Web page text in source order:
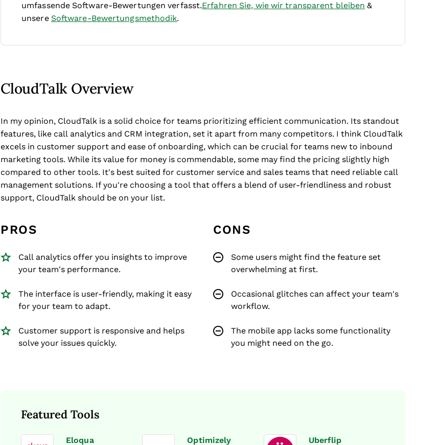
umfassende Software-Bewertungen verfasst.Erfahren Sie, wie wir transparent bleiben &
unsere Software-Bewertungsmethodik.
CloudTalk Overview
In my opinion, CloudTalk is a solid choice for teams prioritizing efficient communication. Its standout
features, like call analytics and CRM integration, set it apart from many competitors. I think CloudTalk
excels in customer support and ease of onboarding, which can be crucial for teams new to inbound
marketing tools. While its value for money is commendable, some may find the pricing slightly high
compared to other tools. It's best suited for customer service and sales teams that need reliable call
management solutions. If you're choosing a tool that offers a blend of user-friendliness and robust
support, CloudTalk should be on your list.
PROS
Call analytics offer you insights to improve
your team's performance.
The interface is user-friendly, making it easy
for your team to adapt.
Customer support is responsive and helps
solve your issues quickly.
CONS
Some users might find the feature set
overwhelming at first.
Occasional glitches can affect your team's
workflow.
The mobile app lacks some functionality
you might need on the go.
Featured Tools
Eloqua Optimizely Uberflip